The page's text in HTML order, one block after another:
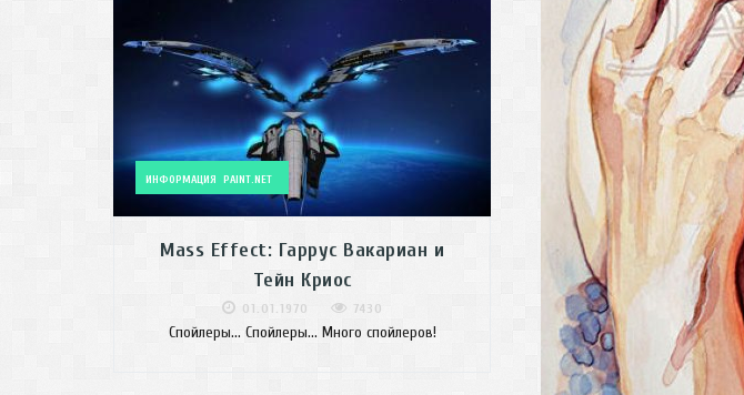
ИНФОРМАЦИЯ PAINT.NET
Mass Effect: Гаррус Вакариан и
Тейн Криос
01.01.1970 7430
Спойлеры... Спойлеры... Много спойлеров!